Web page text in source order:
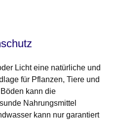
Licht eine natürliche und
für Pflanzen, Tiere und
kann die
Nahrungsmittel
kann nur garantiert